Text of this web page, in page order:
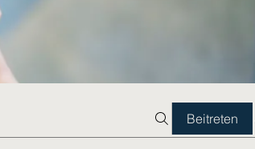
Beitreten